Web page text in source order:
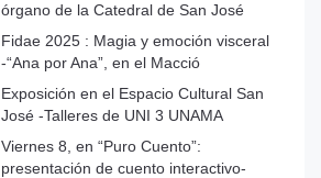
órgano de la Catedral de San José
Fidae 2025 : Magia y emoción visceral
-“Ana por Ana”, en el Macció
Exposición en el Espacio Cultural San
José -Talleres de UNI 3 UNAMA
Viernes 8, en “Puro Cuento”:
presentación de cuento interactivo-